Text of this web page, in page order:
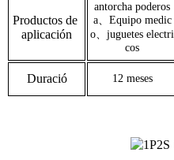
Productos de
aplicación
antorcha poderos
a、Equipo medic
o、juguetes electri
cos
Duració 12 meses